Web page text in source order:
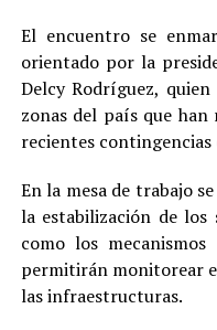
El encuentro se
orientado por la
Delcy Rodríguez,
zonas del país que
recientes contingencias
En la mesa de trabajo
la estabilización de los
como los
permitirán monitorear
las infraestructuras.